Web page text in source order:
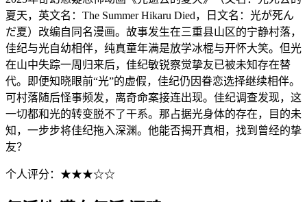
夏天，英文名：The Summer Hikaru Died，日文名：光が死ん
だ夏）改编自同名漫画。故事发生在三重县山区的宁静村落，
佳纪与光自幼相伴，纯真童年满是放学冰棍与开怀大笑。但光
在山中失踪一周归来后，佳纪敏锐察觉挚友已被未知存在替
代。即便知晓眼前“光”的虚假，佳纪仍因眷恋选择继续相伴。
可村落随后怪事频发，离奇命案接连出现。佳纪调查发现，这
一切都和光的转变脱不了干系。那占据光身体的存在，目的未
知，一步步将佳纪拖入深渊。他能否揭开真相，找到曾经的挚
友？
个人评分：★★★☆☆